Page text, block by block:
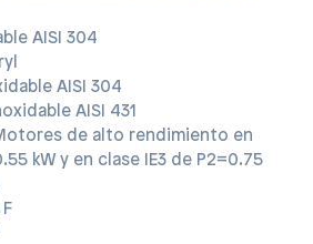
AISI 304
AISI 304
AISI 431
de alto rendimiento en
kW y en clase IE3 de P2=0.75